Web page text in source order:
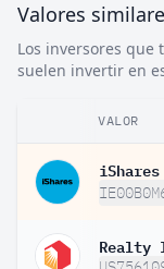
Valores
Los inversores que
suelen invertir en
VALOR
Realty